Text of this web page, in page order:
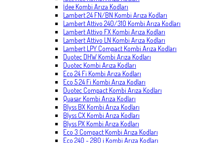
İdee Kombi Arıza Kodları
Lambert 24 FN/BN Kombi Arıza Kodları
Lambert Attivo 240/310 Kombi Arıza Kodları
Lambert Attivo FX Kombi Arıza Kodları
Lambert Attivo LN Kombi Arıza Kodları
Lambert LPY Compact Kombi Arıza Kodları
Duotec DHW Kombi Arıza Kodları
Duotec Kombi Arıza Kodları
Eco 24 Fi Kombi Arıza Kodları
Eco 5 24 Fi Kombi Arıza Kodları
Duotec Compact Kombi Arıza Kodları
Quasar Kombi Arıza Kodları
Blyss BX Kombi Arıza Kodları
Blyss CX Kombi Arıza Kodları
Blyss PX Kombi Arıza Kodları
Eco 3 Compact Kombi Arıza Kodları
Eco 240 - 280 i Kombi Arıza Kodları